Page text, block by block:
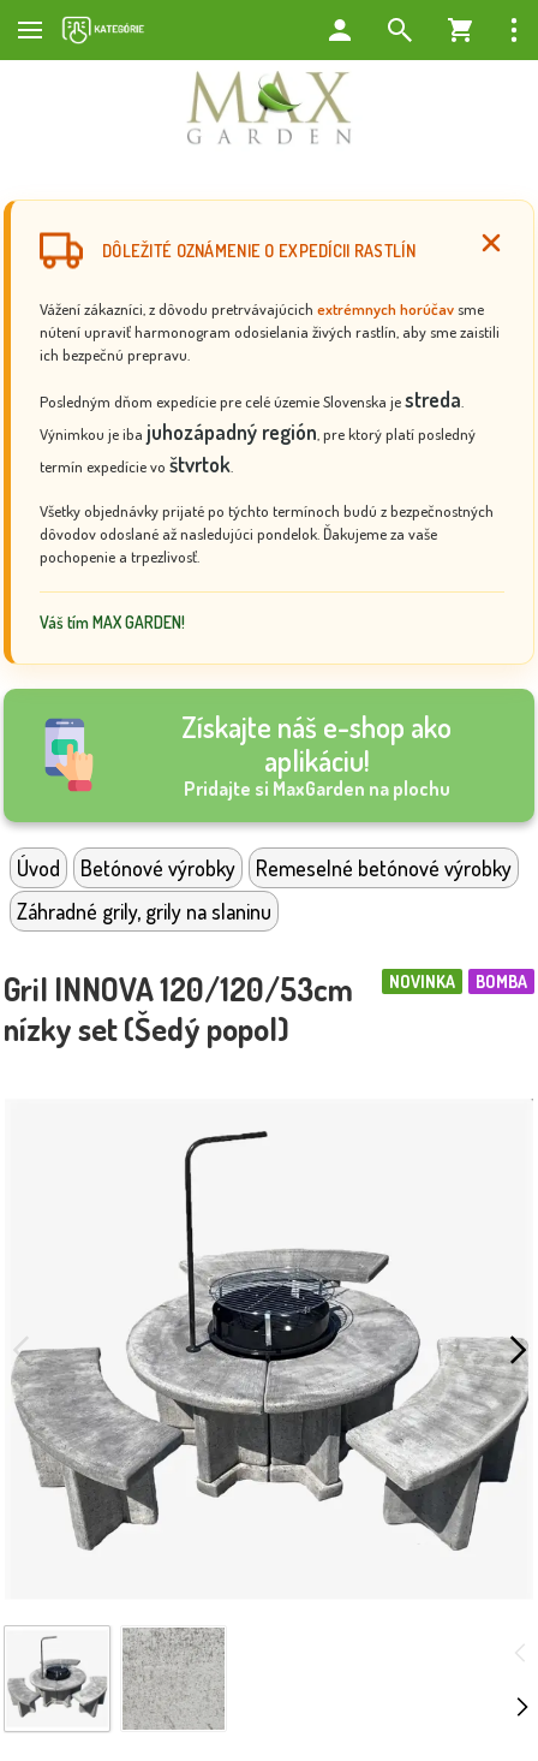
DÔLEŽITÉ OZNÁMENIE O EXPEDÍCII RASTLÍN
Vážení zákazníci, z dôvodu pretrvávajúcich extrémnych horúčav sme
nútení upraviť harmonogram odosielania živých rastlín, aby sme zaistili
ich bezpečnú prepravu.
Posledným dňom expedície pre celé územie Slovenska jestreda
Výnimkou je iba juhozápadný región , pre ktorý platí posledný
termín expedície vo štvrtok
Všetky objednávky prijaté po týchto termínoch budú z bezpečnostných
dôvodov odoslané až nasledujúci pondelok. Ďakujeme za vaše
pochopenie a trpezlivosť.
Váš tím MAX GARDEN!
Získajte náš e-shop ako
aplikáciu!
Pridajte si MaxGarden na plochu
Úvod Betónové výrobky
Remeselné betónové výrobky
Záhradné grily, grily na slaninu
BOMBA
NOVINKA
Gril INNOVA 120/120/53cm
nízky set (Šedý popol)